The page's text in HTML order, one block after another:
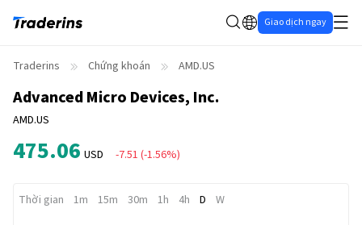
Giao dịch ngay
Traderins Chứng khoán AMD.US
Advanced Micro Devices, Inc.
AMD.US
475.06 USD -7.51 (-1.56%)
Thời gian 1m 15m 30m 1h 4h D W